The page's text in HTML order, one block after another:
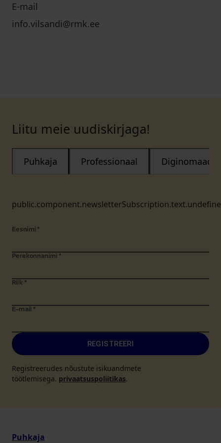
E-mail
info.vilsandi@rmk.ee
Liitu meie uudiskirjaga!
Puhkaja Professionaal Diginomaad
Eesnimi *
Perekonnanimi *
Riik *
E-mail *
REGISTREERI
Registreerudes nõustute isikuandmete
töötlemisega. privaatsuspoliitikas.
Puhkaja